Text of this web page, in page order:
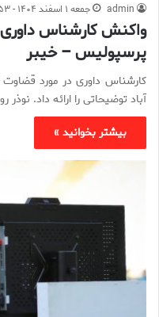
admin جمعه ۱ اسفند ۱۴۰۴ - ۲۱:۵۳
واکنش کارشناس
پرسپولیس – خیبر
کارشناس داوری در مورد
آباد توضیحاتی را ارائه داد. نوذر
بیشتر بخوانید »